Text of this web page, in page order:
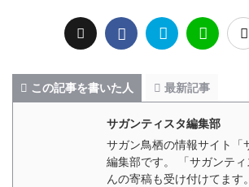
この記事を書いた人 最新記事
サガンティスタ編集部
サガン鳥栖の情報サイト「
編集部です。 「サガンテ
んの寄稿も受け付けてます